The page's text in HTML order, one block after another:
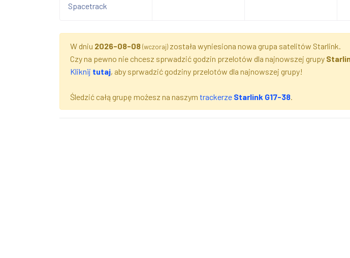
Spacetrack
W dniu 2026-08-08(wczoraj) została wyniesiona nowa grupa satelitów Starlink.
Czy na pewno nie chcesz sprwadzić godzin przelotów dla najnowszej grupy
Kliknij tutaj, aby sprwadzić godziny przelotów dla najnowszej grupy!
Śledzić całą grupę możesz na naszym trackerze Starlink G17-38.